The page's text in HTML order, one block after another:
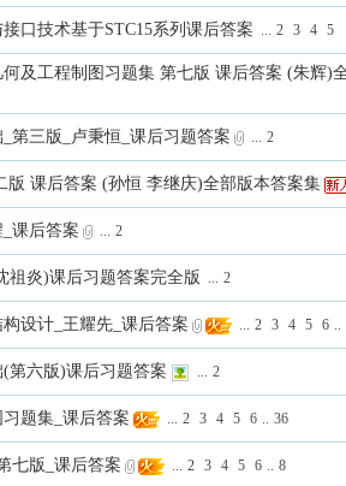
口技术基于STC15系列课后答案 ... 2 3 4 5
及工程制图习题集 第七版 课后答案 (朱辉)
第三版_卢秉恒_课后习题答案 ... 2
版 课后答案 (孙恒 李继庆)全部版本答案集
课后答案 ... 2
祖炎)课后习题答案完全版 ... 2
设计_王耀先_课后答案 ... 2 3 4 5 6 ..
第六版)课后习题答案 ... 2
题集_课后答案 ... 2 3 4 5 6 .. 36
七版_课后答案 ... 2 3 4 5 6 .. 8